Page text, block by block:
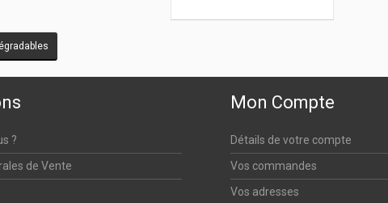
?
de Vente
Mon Compte
Détails de votre compte
Vos commandes
Vos adresses